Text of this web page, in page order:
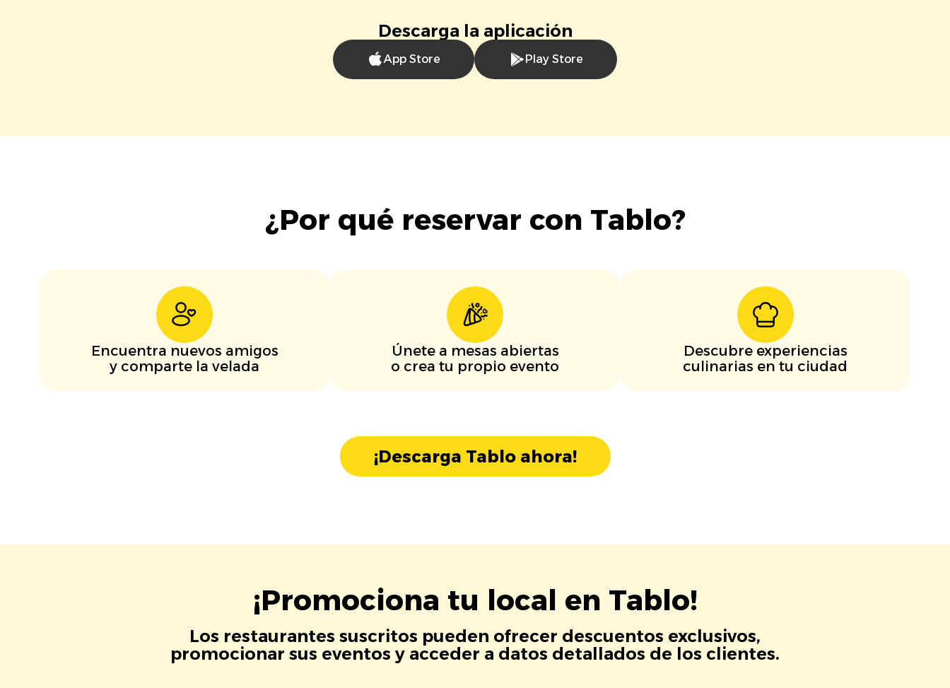
Descarga la aplicación
App Store Play Store
¿Por qué reservar con Tablo?
Encuentra nuevos amigos
y comparte la velada
Únete a mesas abiertas
o crea tu propio evento
Descubre experiencias
culinarias en tu ciudad
¡Descarga Tablo ahora!
¡Promociona tu local en Tablo!
Los restaurantes suscritos pueden ofrecer descuentos exclusivos,
promocionar sus eventos y acceder a datos detallados de los clientes.